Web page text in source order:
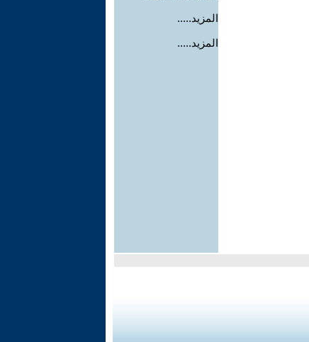
المزيد.....
المزيد.....